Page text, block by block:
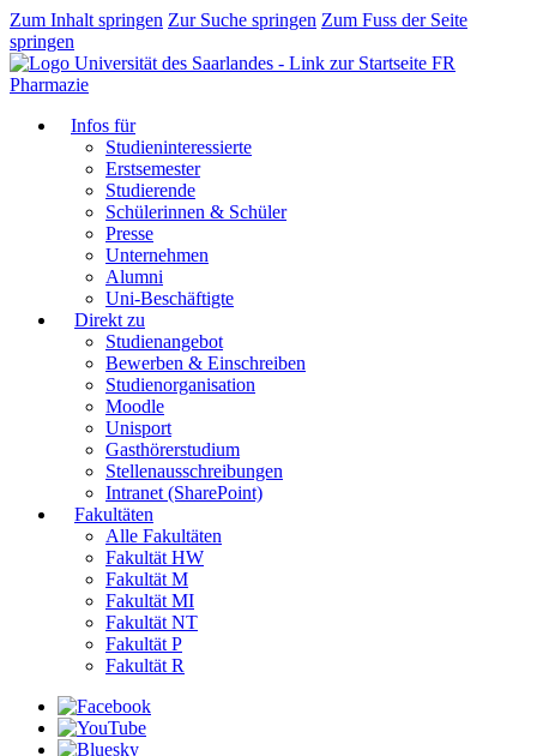
Zum Inhalt springen Zur Suche springen Zum Fuss der Seite
springen
FR
Pharmazie
Infos für
Studieninteressierte
Erstsemester
Studierende
Schülerinnen & Schüler
Presse
Unternehmen
Alumni
Uni-Beschäftigte
Direkt zu
Studienangebot
Bewerben & Einschreiben
Studienorganisation
Moodle
Unisport
Gasthörerstudium
Stellenausschreibungen
Intranet (SharePoint)
Fakultäten
Alle Fakultäten
Fakultät HW
Fakultät M
Fakultät MI
Fakultät NT
Fakultät P
Fakultät R